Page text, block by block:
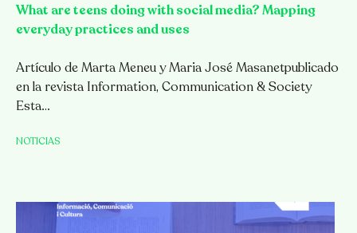
What are teens doing with social media? Mapping
everyday practices and uses
Artículo de Marta Meneu y Maria José Masanetpublicado
en la revista Information, Communication & Society
Esta…
NOTICIAS